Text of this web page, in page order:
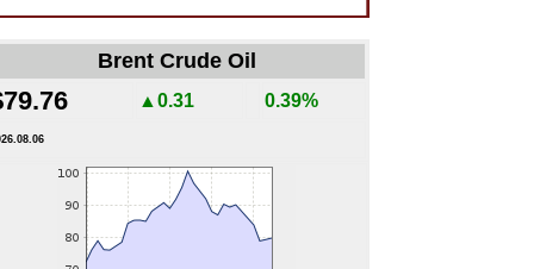
Brent Crude Oil
▲0.31 0.39%